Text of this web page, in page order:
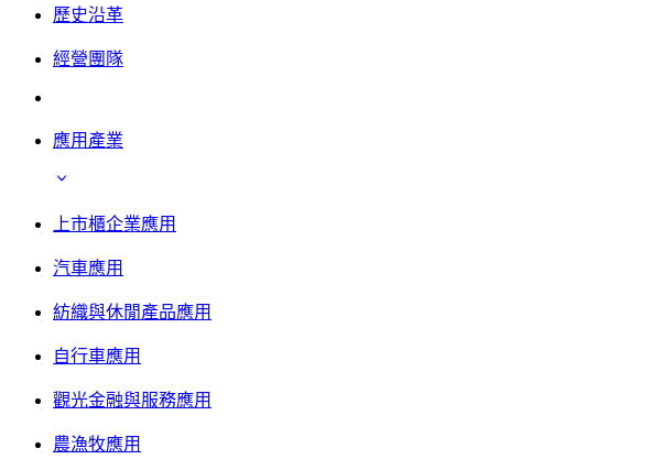
歷史沿革
經營團隊
應用產業
上市櫃企業應用
汽車應用
紡織與休閒產品應用
自行車應用
觀光金融與服務應用
農漁牧應用